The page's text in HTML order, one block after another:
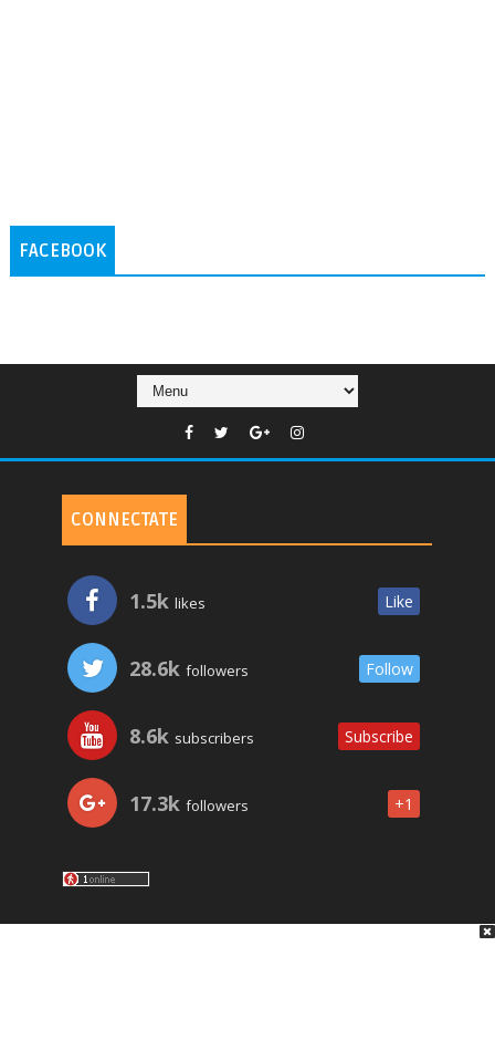
FACEBOOK
CONNECTATE
1.5k likes Like
28.6k followers Follow
8.6k subscribers Subscribe
17.3k followers +1